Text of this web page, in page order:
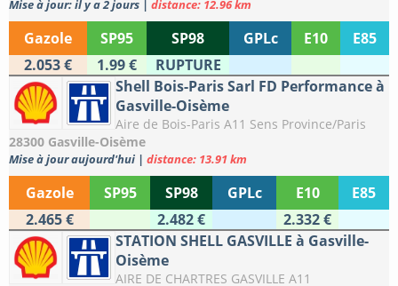
Mise à jour: il y a 2 jours | distance: 12.96 km
Gazole SP95 SP98 GPLc E10
E85
2.053 €
1.99 €
RUPTURE
Shell Bois-Paris Sarl FD Performance à
Gasville-Oisème
Aire de Bois-Paris A11 Sens Province/Paris
28300 Gasville-Oisème
Mise à jour aujourd'hui | distance: 13.91 km
Gazole SP95 SP98 GPLc E10
E85
2.465 €
2.482 €
2.332 €
STATION SHELL GASVILLE à Gasville-
Oisème
AIRE DE CHARTRES GASVILLE A11